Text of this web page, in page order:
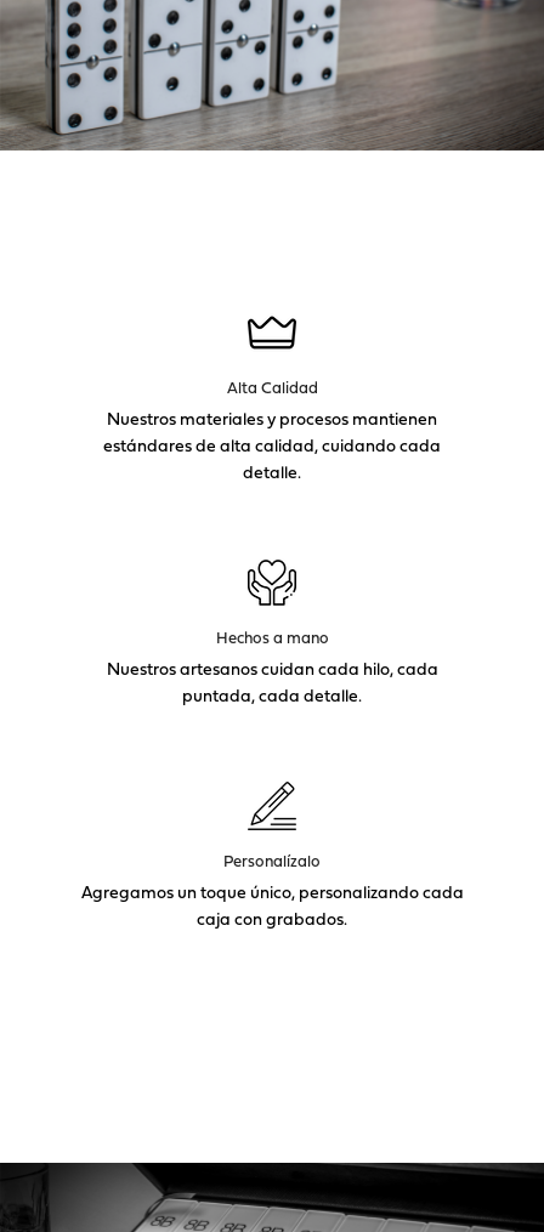
Alta Calidad
Nuestros materiales y procesos mantienen
estándares de alta calidad, cuidando cada
detalle.
Hechos a mano
Nuestros artesanos cuidan cada hilo, cada
puntada, cada detalle.
Personalízalo
Agregamos un toque único, personalizando cada
caja con grabados.